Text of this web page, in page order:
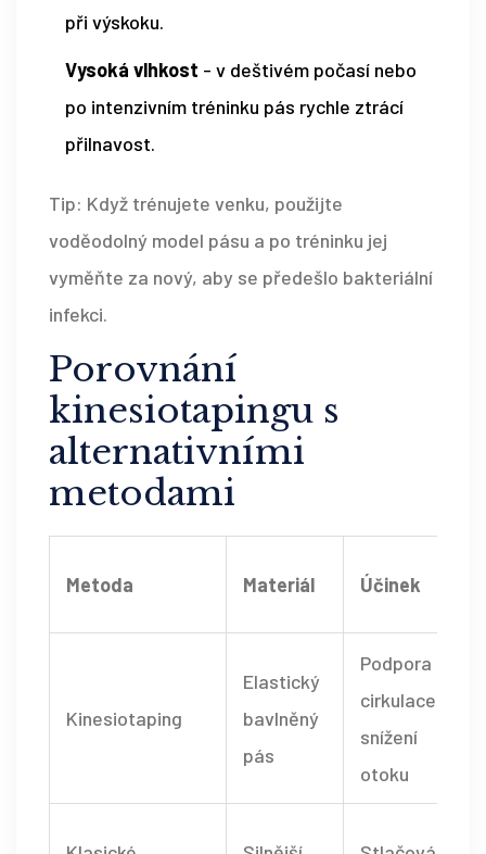
při výskoku.
Vysoká vlhkost - v deštivém počasí nebo
po intenzivním tréninku pás rychle ztrácí
přilnavost.
Tip: Když trénujete venku, použijte
voděodolný model pásu a po tréninku jej
vyměňte za nový, aby se předešlo bakteriální
infekci.
Porovnání
kinesiotapingu s
alternativními
metodami
Metoda Materiál Účinek
Kinesiotaping
Elastický
bavlněný
pás
Podpora
cirkulace,
snížení
otoku